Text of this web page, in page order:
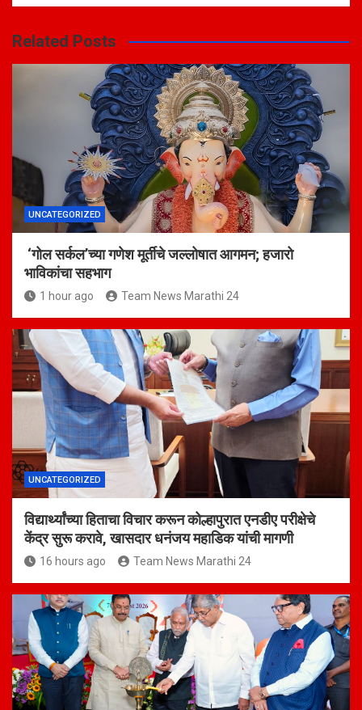
Related Posts
UNCATEGORIZED
‘गोल सर्कल’च्या गणेश मूर्तीचे जल्लोषात आगमन; हजारो
भाविकांचा सहभाग
1 hour ago Team News Marathi 24
UNCATEGORIZED
विद्यार्थ्यांच्या हिताचा विचार करून कोल्हापुरात एनडीए परीक्षेचे
केंद्र सुरू करावे, खासदार धनंजय महाडिक यांची मागणी
16 hours ago Team News Marathi 24